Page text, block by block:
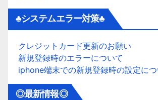
♣システムエラー対策♣
クレジットカード更新のお願い
新規登録時のエラーについて
iphone端末での新規登録時の設定につ
◎最新情報◎